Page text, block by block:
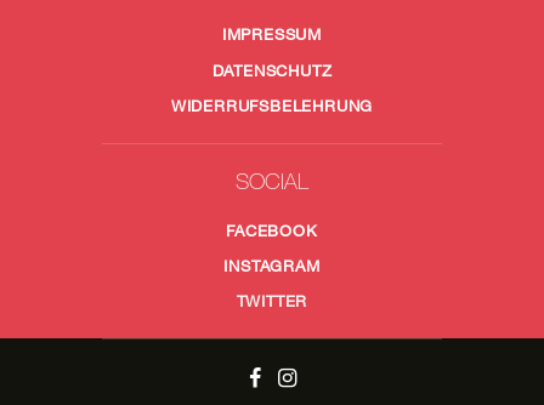
IMPRESSUM
DATENSCHUTZ
WIDERRUFSBELEHRUNG
SOCIAL
FACEBOOK
INSTAGRAM
TWITTER